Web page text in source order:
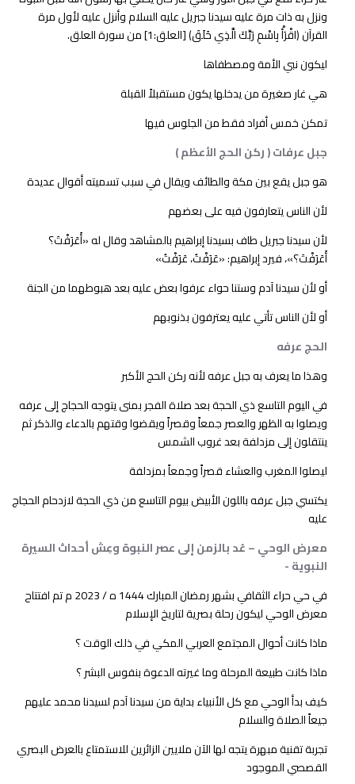
ونزل به ذات مرة عليه سيدنا جبريل عليه السلام وأنزل عليه لأول مرة
القرآن ﴿اقْرَأْ بِاسْمِ رَبِّكَ الَّذِي خَلَقَ﴾ [العلق:1] من سورة العلق.
ليكون نبي الأمة ومصطفاها
هي غار صغيرة من يدخلها يكون مستقبلاً القبلة
تمكن خمس أفراد فقط من الجلوس فيها
جبل عرفات ( ركن الحج الأعظم )
هو جبل يقع بين مكة والطائف ويقال في سبب تسميته أقوال عديدة
لأن الناس يتعارفون فيه على بعضهم
لأن سيدنا جبريل طاف بسيدنا إبراهيم بالمشاهد وقال له «أَعَرَفْتَ؟
أَعَرَفْتَ؟»، فيرد إبراهيم: «عَرَفْتُ، عَرَفْتُ»
أو لأن سيدنا آدم وستنا حواء عرفوا بعض عليه بعد هبوطهما من الجنة
أو لأن الناس تأتي عليه يعترفون بذنوبهم
الحج عرفه
وهذا ما يعرف به جبل عرفه لأنه ركن الحج الأكبر
في اليوم التاسع ذي الحجة بعد صلاة الفجر بمنى يتوجه الحجاج إلى عرفه
ويصلوا به الظهر والعصر جمعاً وقصراً ويقضوا وقتهم بالدعاء والذكر ثم
ينتقلون إلى مزدلفة بعد غروب الشمس
ليصلوا المغرب والعشاء قصراً وجمعاً بمزدلفة
يكتسي جبل عرفه باللون الأبيض بيوم التاسع من ذي الحجة لازدحام الحجاج
عليه
معرض الوحي – عُد بالزمن إلى عصر النبوة وعِش أحداث السيرة
النبوية -
في حي حراء الثقافي بشهر رمضان المبارك 1444 ه / 2023 م تم افتتاح
معرض الوحي ليكون رحلة بصرية لتاريخ الإسلام
ماذا كانت أحوال المجتمع العربي المكي في ذلك الوقت ؟
ماذا كانت طبيعة المرحلة وما غيرته الدعوة بنفوس البشر ؟
كيف بدأ الوحي مع كل الأنبياء بداية من سيدنا آدم لسيدنا محمد عليهم
جيعاً الصلاة والسلام
تجربة تقنية مبهرة يتجه لها الآن ملايين الزائرين للاستمتاع بالعرض البصري
القصصي الموجود